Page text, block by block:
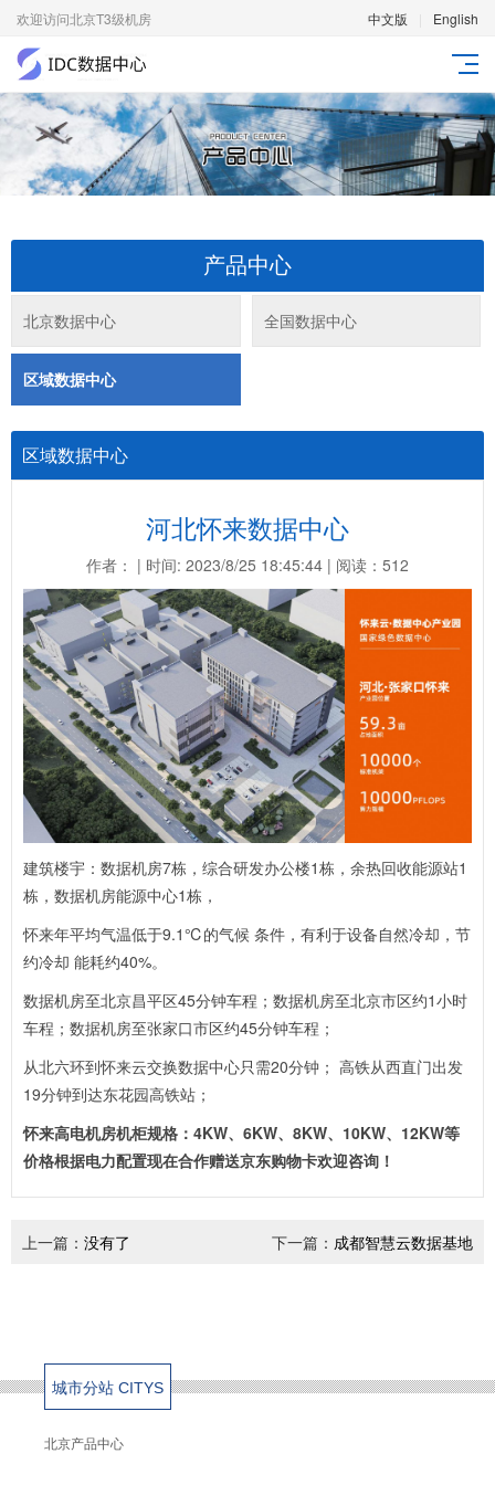
中文版 English
欢迎访问北京T3级机房
产品中心
北京数据中心 全国数据中心
区域数据中心
区域数据中心
河北怀来数据中心
作者： | 时间: 2023/8/25 18:45:44 | 阅读：512
建筑楼宇：数据机房7栋，综合研发办公楼1栋，余热回收能源站1
栋，数据机房能源中心1栋，
怀来年平均气温低于9.1℃的气候 条件，有利于设备自然冷却，节
约冷却 能耗约40%。
数据机房至北京昌平区45分钟车程； 数据机房至北京市区约1小时
车程； 数据机房至张家口市区约45分钟车程；
从北六环到怀来云交换数据中心只需20分钟 ； 高铁从西直门出发
19分钟到达东花园高铁站 ；
怀来高电机房机柜规格：4KW、6KW、8KW、10KW、12KW等
价格根据电力配置现在合作赠送京东购物卡欢迎咨询！
上一篇： 没有了 下一篇： 成都智慧云数据基地
城市分站 CITYS
北京产品中心